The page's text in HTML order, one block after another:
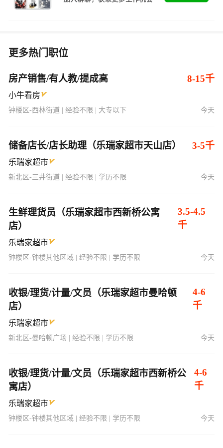
更多热门职位
房产销售/有人教/提成高 8-15千
小牛看房
钟楼区-西林街道 | 经验不限 | 大专以下 今天
储备店长/店长助理（乐瑞家超市天山店） 3-5千
乐瑞家超市
新北区-三井街道 | 经验不限 | 学历不限 今天
生鲜理货员（乐瑞家超市西新桥公寓
店）
3.5-4.5
千
乐瑞家超市
钟楼区-钟楼其他区域 | 经验不限 | 学历不限 今天
收银/理货/计量/文员（乐瑞家超市曼哈顿
店）
4-6
千
乐瑞家超市
新北区-曼哈顿广场 | 经验不限 | 学历不限 今天
收银/理货/计量/文员（乐瑞家超市西新桥公
寓店）
4-6
千
乐瑞家超市
钟楼区-钟楼其他区域 | 经验不限 | 学历不限 今天